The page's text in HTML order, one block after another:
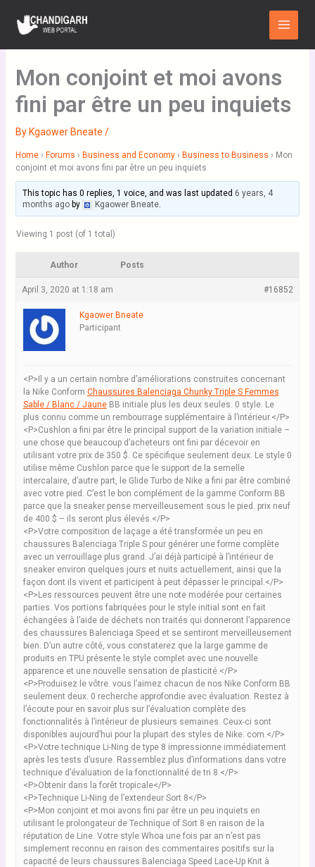
content
Main
Menu
Mon conjoint et moi avons
fini par être un peu inquiets
By Kgaower Bneate /
Home › Forums › Business and Economy › Business to Business › Mon
conjoint et moi avons fini par être un peu inquiets
This topic has 0 replies, 1 voice, and was last updated 6 years, 4
months agoby Kgaower Bneate.
Viewing 1 post (of 1 total)
Author Posts
April 3, 2020 at 1:18 am #16852
Kgaower Bneate
Participant
<P>Il y a un certain nombre d’améliorations construites concernant
la Nike Conform Chaussures Balenciaga Chunky Triple S Femmes
Sable / Blanc / JauneBB initiale plus les deux seules. 0 style. Le
plus connu comme un rembourrage supplémentaire à l’intérieur.</P>
<P>Cushlon a fini par être le principal support de la variation initiale –
une chose que beaucoup d’acheteurs ont fini par décevoir en
utilisant votre prix de 350 $. Ce spécifique seulement deux. Le style 0
utilise même Cushlon parce que le support de la semelle
intercalaire, d’autre part, le Glide Turbo de Nike a fini par être combiné
avec votre pied. C’est le bon complément de la gamme Conform BB
parce que la sneaker pense merveilleusement sous le pied. prix neuf
de 400 $ – ils seront plus élevés.</P>
<P>Votre composition de laçage a été transformée un peu en
chaussures Balenciaga Triple S pour générer une forme complète
avec un verrouillage plus grand. J’ai déjà participé à l’intérieur de
sneaker environ quelques jours et nuits actuellement, ainsi que la
façon dont ils vivent et participent à peut dépasser le principal.</P>
<P>Les ressources peuvent être une note modérée pour certaines
parties. Vos portions fabriquées pour le style initial sont en fait
échangées à l’aide de déchets non traités qui donneront l’apparence
des chaussures Balenciaga Speed ​​et se sentiront merveilleusement
bien. D’un autre côté, vous constaterez que la large gamme de
produits en TPU présente le style complet avec une nouvelle
apparence et une nouvelle sensation de plasticité.</P>
<P>Produisez le vôtre. vous l’aimez chacun de nos Nike Conform BB
seulement deux. 0 recherche approfondie avec évaluation. Restez à
l’écoute pour en savoir plus sur l’évaluation complète des
fonctionnalités à l’intérieur de plusieurs semaines. Ceux-ci sont
disponibles aujourd’hui pour la plupart des styles de Nike. com.</P>
<P>Votre technique Li-Ning de type 8 impressionne immédiatement
après les tests d’usure. Rassemblez plus d’informations dans votre
technique d’évaluation de la fonctionnalité de tri 8.</P>
<P>Obtenir dans la forêt tropicale</P>
<P>Technique Li-Ning de l’extendeur Sort 8</P>
<P>Mon conjoint et moi avons fini par être un peu inquiets en
utilisant le prolongateur de Technique of Sort 8 en raison de la
réputation de Line. Votre style Whoa une fois par an n’est pas
simplement reconnu en raison des commentaires positifs sur la
capacité de leurs chaussures Balenciaga Speed ​​Lace-Up Knit à